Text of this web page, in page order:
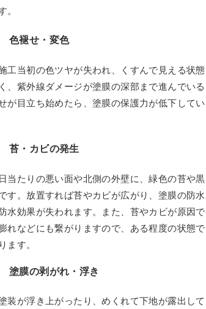
。
色褪せ・変色
工当初の色ツヤが失われ、くすんで見える状
く、紫外線ダメージが塗膜の深部まで進んでい
が目立ち始めたら、塗膜の保護力が低下して
苔・カビの発生
日当たりの悪い面や北側の外壁に、緑色の苔や
す。放置すれば苔やカビが広がり、塗膜の防
水効果が失われます。また、苔やカビが原因
れなどにも繋がりますので、ある程度の状態
ります。
塗膜の剥がれ・浮き
装が浮き上がったり、めくれて下地が露出し